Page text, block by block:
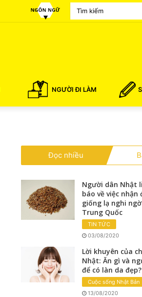
NGƯỜI ĐI LÀM
Đọc nhiều
Người dân Nhật
báo về việc nhận
giống lạ nghi
Trung Quốc
TIN TỨC
03/08/2020
Lời khuyên của
Nhật: Ăn gì và
để có làn da đẹp?
Cuộc sống Nhật Bản
13/08/2020